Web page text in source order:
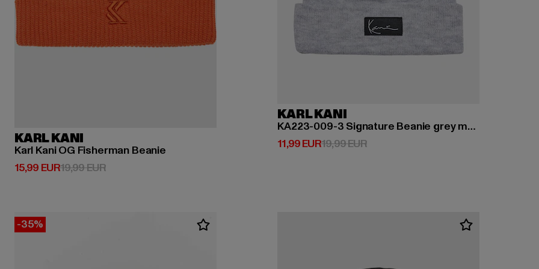
KARL KANI
Karl Kani OG Fisherman Beanie
15,99 EUR
Derzeitiger Preis: 15,99 EUR
19,99 EURAktionspreis: 19,99 EUR
KARL KANI
KA223-009-3 Signature Beanie grey melange
11,99 EUR
Derzeitiger Preis: 11,99 EUR
19,99 EURAktionspreis: 19,99 EUR
-35%